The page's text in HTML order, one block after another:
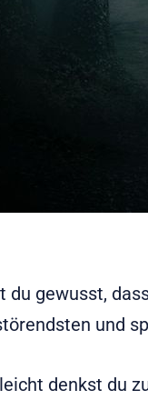
du gewusst,
und
denkst du